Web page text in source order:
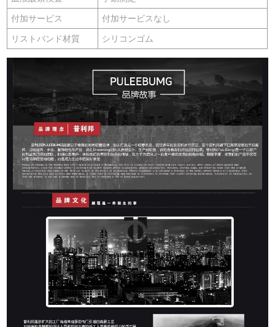
付加サービス 付加サービスなし
リストバンド材質 シリコンゴム